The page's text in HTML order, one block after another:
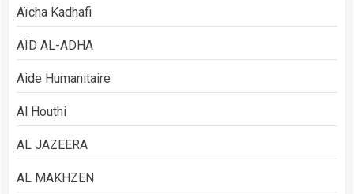
Aïcha Kadhafi
AÏD AL-ADHA
Aide Humanitaire
Al Houthi
AL JAZEERA
AL MAKHZEN